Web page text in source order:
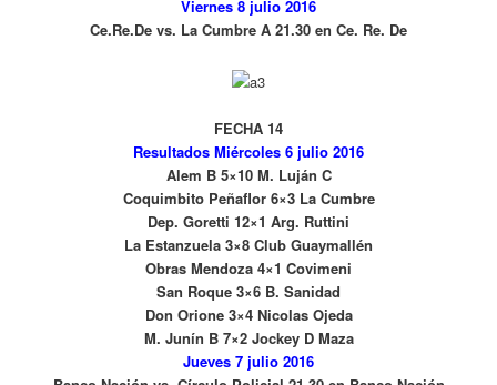
Viernes 8 julio 2016
Ce.Re.De vs. La Cumbre A 21.30 en Ce. Re. De
FECHA 14
Resultados Miércoles 6 julio 2016
Alem B 5×10 M. Luján C
Coquimbito Peñaflor 6×3 La Cumbre
Dep. Goretti 12×1 Arg. Ruttini
La Estanzuela 3×8 Club Guaymallén
Obras Mendoza 4×1 Covimeni
San Roque 3×6 B. Sanidad
Don Orione 3×4 Nicolas Ojeda
M. Junín B 7×2 Jockey D Maza
Jueves 7 julio 2016